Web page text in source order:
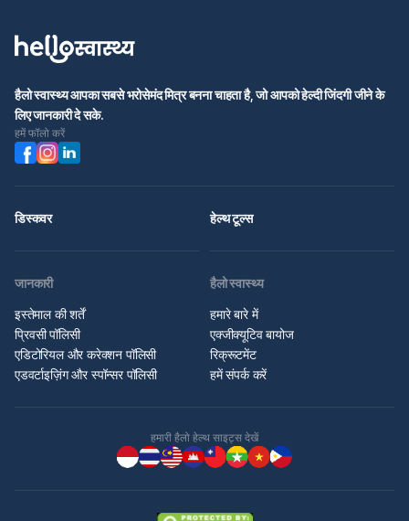
हैलो स्वास्थ्य आपका सबसे भरोसेमंद मित्र बनना चाहता है, जो आपको हेल्दी जिंदगी जीने के
लिए जानकारी दे सके.
हमें फॉलो करें
डिस्कवर हेल्थ टूल्स
जानकारी
इस्तेमाल की शर्तें
प्रिवसी पॉलिसी
एडिटोरियल और करेक्शन पॉलिसी
एडवर्टाइज़िंग और स्पॉन्सर पॉलिसी
हैलो स्वास्थ्य
हमारे बारे में
एक्जीक्यूटिव बायोज
रिक्रूटमेंट
हमें संपर्क करें
हमारी हैलो हेल्थ साइट्स देखें